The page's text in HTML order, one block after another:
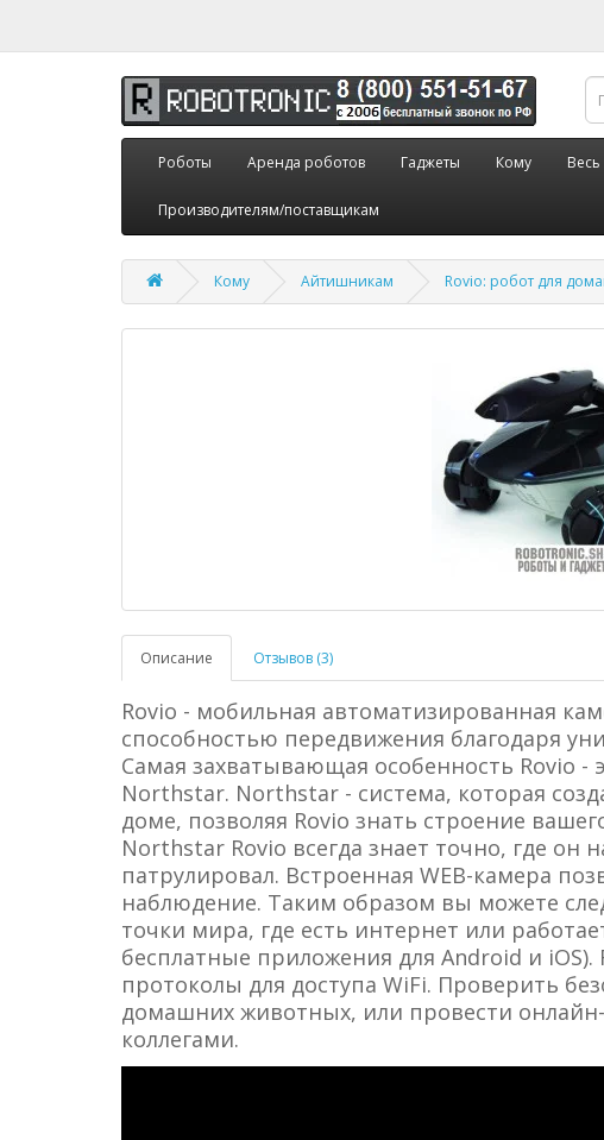
Роботы Аренда роботов Гаджеты Кому Весь
Производителям/поставщикам
Кому Айтишникам Rovio: робот для
Описание Отзывов (3)
Rovio - мобильная автоматизированная
способностью передвижения благодаря
Самая захватывающая особенность Rovio -
Northstar. Northstar - система, которая
доме, позволяя Rovio знать строение
Northstar Rovio всегда знает точно, где он
патрулировал. Встроенная WEB-камера
наблюдение. Таким образом вы можете
точки мира, где есть интернет или
бесплатные приложения для Android и iOS).
протоколы для доступа WiFi. Проверить
домашних животных, или провести
коллегами.